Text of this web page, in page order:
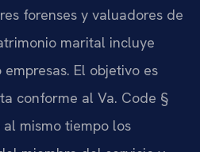
forenses y valuadores de
marital incluye
El objetivo es
conforme al Va. Code §
mismo tiempo los